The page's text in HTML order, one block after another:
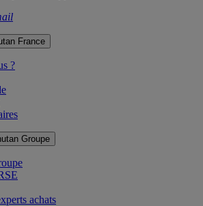
France
?
Groupe
achats